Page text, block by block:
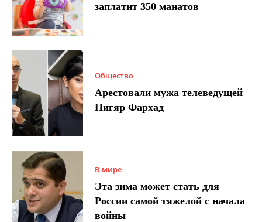
заплатит 350 манатов
Общество
Арестовали мужа телеведущей
Нигяр Фархад
В мире
Эта зима может стать для
России самой тяжелой с начала
войны